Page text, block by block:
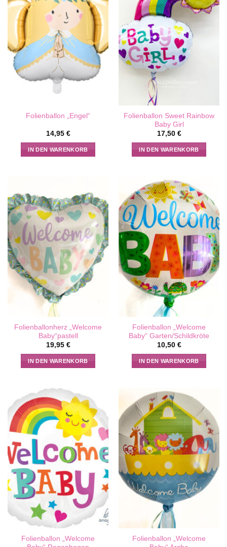
Folienballon „Engel“
14,95 €
IN DEN WARENKORB
Folienballon Sweet Rainbow
Baby Girl
17,50 €
IN DEN WARENKORB
Folienballonherz „Welcome
Baby“pastell
19,95 €
IN DEN WARENKORB
Folienballon „Welcome
Baby“ Garten/Schildkröte
10,50 €
IN DEN WARENKORB
Folienballon „Welcome
Folienballon „Welcome